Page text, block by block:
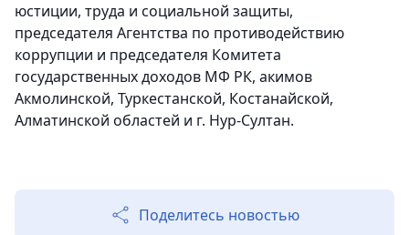
юстиции, труда и социальной защиты,
председателя Агентства по противодействию
коррупции и председателя Комитета
государственных доходов МФ РК, акимов
Акмолинской, Туркестанской, Костанайской,
Алматинской областей и г. Нур-Султан.
Поделитесь новостью